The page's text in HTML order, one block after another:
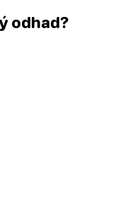
odhad?